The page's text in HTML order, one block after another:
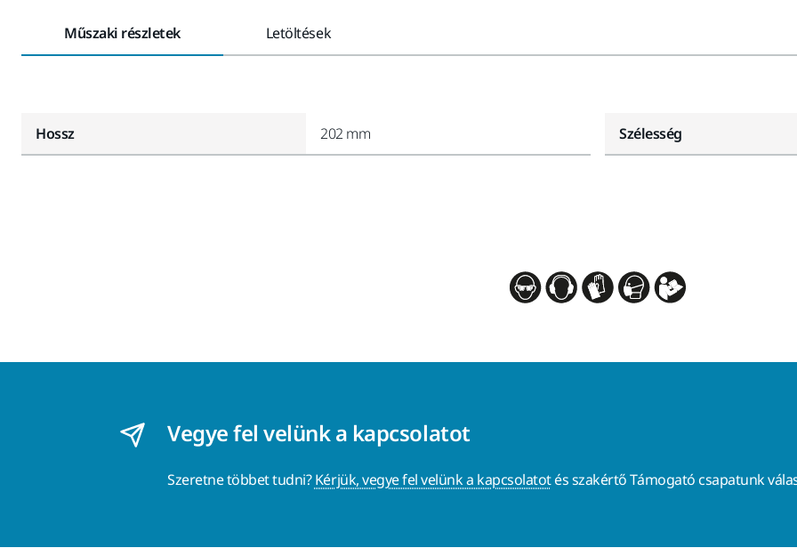
Műszaki részletek Letöltések
Hossz 202 mm Szélesség
Vegye fel velünk a kapcsolatot
Szeretne többet tudni?Kérjük, vegye fel velünk a kapcsolatotés szakértő Támogató csapatunk